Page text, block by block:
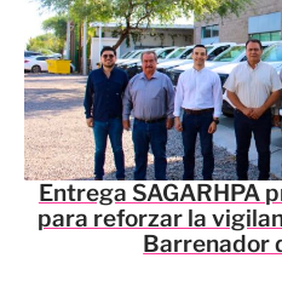
Entrega SAGARHPA
para reforzar la
Barrenador